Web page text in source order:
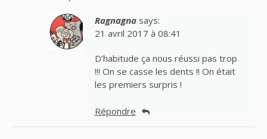
Ragnagna says:
21 avril 2017 à 08:41
D’habitude ça nous réussi pas trop
!!! On se casse les dents !! On était
les premiers surpris !
Répondre